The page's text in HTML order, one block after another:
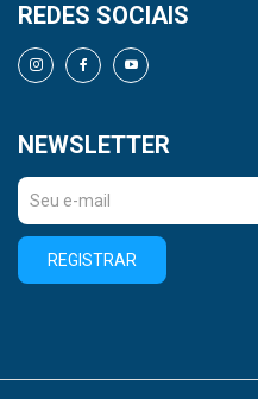
REDES SOCIAIS
NEWSLETTER
REGISTRAR